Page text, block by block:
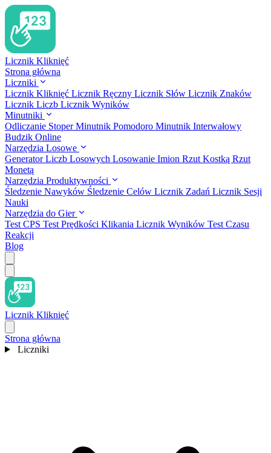
Licznik Kliknięć
Strona główna
Liczniki
Licznik Kliknięć Licznik Ręczny Licznik Słów Licznik Znaków
Licznik Liczb Licznik Wyników
Minutniki
Odliczanie StoperMinutnik Pomodoro Minutnik Interwałowy
Budzik Online
Narzędzia Losowe
Generator Liczb Losowych Losowanie Imion Rzut Kostką Rzut
Monetą
Narzędzia Produktywności
Śledzenie Nawyków Śledzenie Celów Licznik Zadań Licznik Sesji
Nauki
Narzędzia do Gier
Test CPS Test Prędkości Klikania Licznik Wyników Test Czasu
Reakcji
Blog
Licznik Kliknięć
Strona główna
Liczniki